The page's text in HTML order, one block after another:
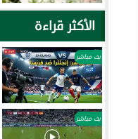
الأكثر قراءة
بث مباشر
بث مباشر